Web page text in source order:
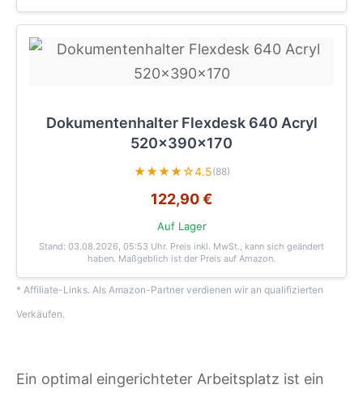
Dokumentenhalter Flexdesk 640 Acryl
520x390x170
★★★★☆4.5(88)
122,90 €
Auf Lager
Stand: 03.08.2026, 05:53 Uhr. Preis inkl. MwSt., kann sich geändert
haben. Maßgeblich ist der Preis auf Amazon.
* Affiliate-Links. Als Amazon-Partner verdienen wir an qualifizierten
Verkäufen.
Ein optimal eingerichteter Arbeitsplatz ist ein